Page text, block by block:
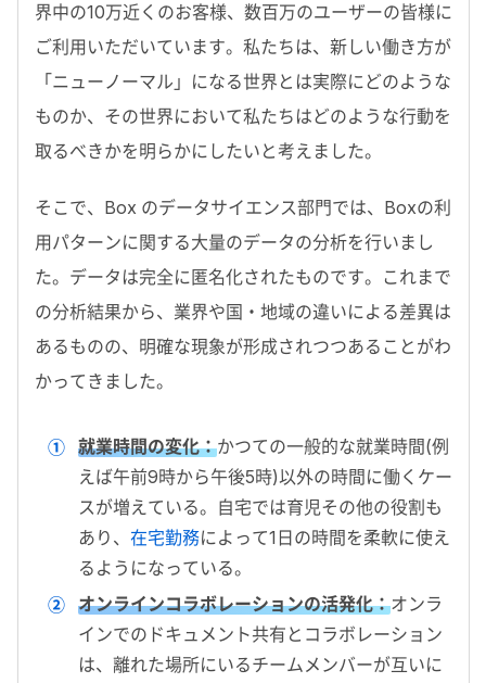
界中の10万近くのお客様、数百万のユーザーの皆様に
ご利用いただいています。私たちは、新しい働き方が
「ニューノーマル」になる世界とは実際にどのような
ものか、その世界において私たちはどのような行動を
取るべきかを明らかにしたいと考えました。
そこで、Box のデータサイエンス部門では、Boxの利
用パターンに関する大量のデータの分析を行いまし
た。データは完全に匿名化されたものです。これまで
の分析結果から、業界や国・地域の違いによる差異は
あるものの、明確な現象が形成されつつあることがわ
かってきました。
就業時間の変化：かつての一般的な就業時間(例
えば午前9時から午後5時)以外の時間に働くケー
スが増えている。自宅では育児その他の役割も
あり、 在宅勤務によって1日の時間を柔軟に使え
るようになっている。
オンラインコラボレーションの活発化：オンラ
インでのドキュメント共有とコラボレーション
は、離れた場所にいるチームメンバーが互いに